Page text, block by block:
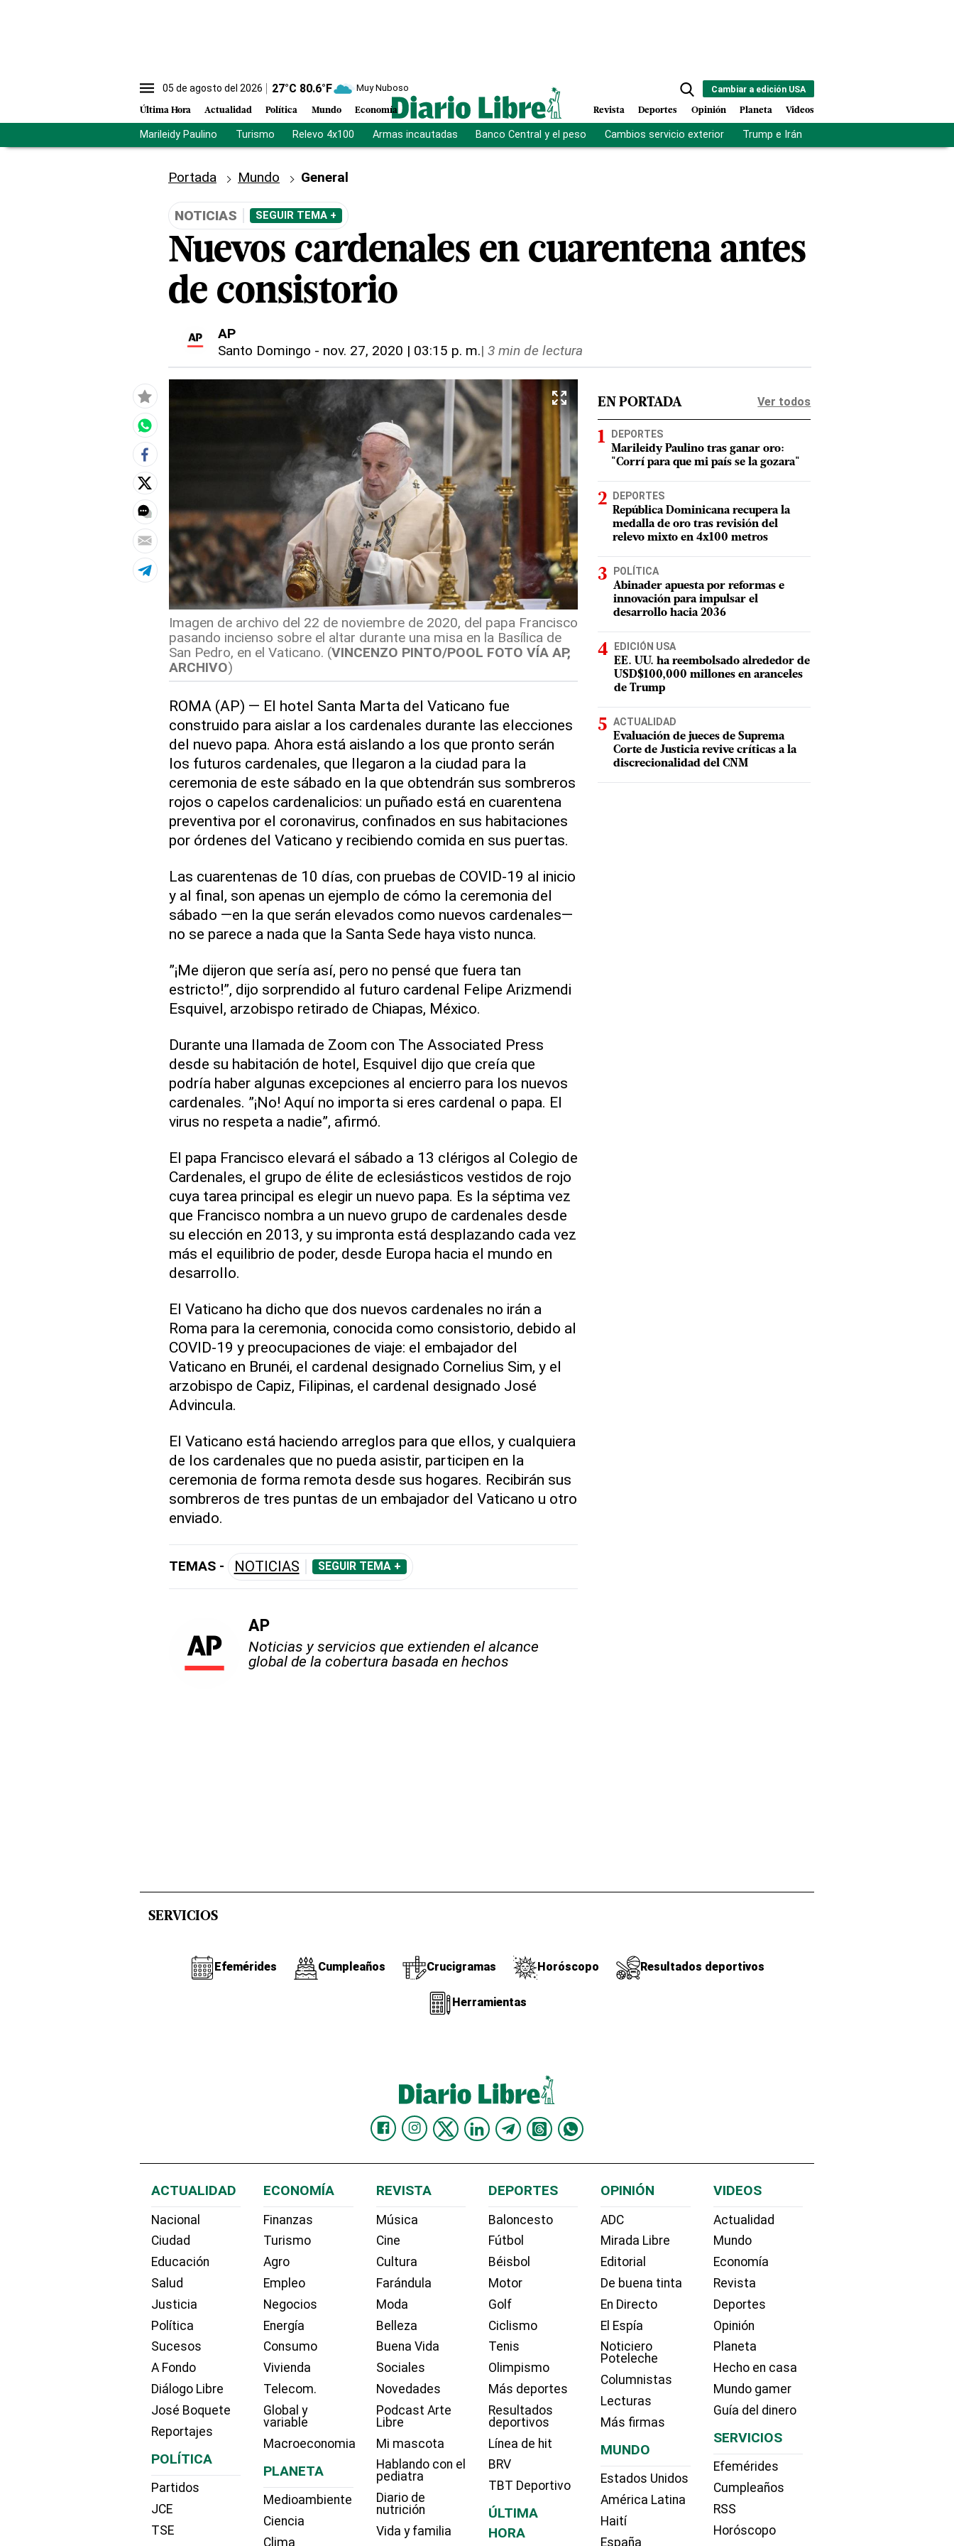
05 de agosto del 2026 27°C 80.6°F Muy Nuboso
Última Hora Actualidad Política Mundo Economía
Cambiar a edición USA
Revista Deportes Opinión Planeta Videos
Marileidy Paulino Turismo Relevo 4x100 Armas incautadas Banco Central y el peso Cambios servicio exterior Trump e Irán
Portada Mundo General
NOTICIAS SEGUIR TEMA +
Nuevos cardenales en cuarentena antes
de consistorio
AP
Santo Domingo - nov. 27, 2020 | 03:15 p. m.| 3 min de lectura
Imagen de archivo del 22 de noviembre de 2020, del papa Francisco
pasando incienso sobre el altar durante una misa en la Basílica de
San Pedro, en el Vaticano. (VINCENZO PINTO/POOL FOTO VÍA AP,
ARCHIVO)
ROMA (AP) — El hotel Santa Marta del Vaticano fue
construido para aislar a los cardenales durante las elecciones
del nuevo papa. Ahora está aislando a los que pronto serán
los futuros cardenales, que llegaron a la ciudad para la
ceremonia de este sábado en la que obtendrán sus sombreros
rojos o capelos cardenalicios: un puñado está en cuarentena
preventiva por el coronavirus, confinados en sus habitaciones
por órdenes del Vaticano y recibiendo comida en sus puertas.
Las cuarentenas de 10 días, con pruebas de COVID-19 al inicio
y al final, son apenas un ejemplo de cómo la ceremonia del
sábado —en la que serán elevados como nuevos cardenales—
no se parece a nada que la Santa Sede haya visto nunca.
”¡Me dijeron que sería así, pero no pensé que fuera tan
estricto!”, dijo sorprendido al futuro cardenal Felipe Arizmendi
Esquivel, arzobispo retirado de Chiapas, México.
Durante una llamada de Zoom con The Associated Press
desde su habitación de hotel, Esquivel dijo que creía que
podría haber algunas excepciones al encierro para los nuevos
cardenales. ”¡No! Aquí no importa si eres cardenal o papa. El
virus no respeta a nadie”, afirmó.
El papa Francisco elevará el sábado a 13 clérigos al Colegio de
Cardenales, el grupo de élite de eclesiásticos vestidos de rojo
cuya tarea principal es elegir un nuevo papa. Es la séptima vez
que Francisco nombra a un nuevo grupo de cardenales desde
su elección en 2013, y su impronta está desplazando cada vez
más el equilibrio de poder, desde Europa hacia el mundo en
desarrollo.
El Vaticano ha dicho que dos nuevos cardenales no irán a
Roma para la ceremonia, conocida como consistorio, debido al
COVID-19 y preocupaciones de viaje: el embajador del
Vaticano en Brunéi, el cardenal designado Cornelius Sim, y el
arzobispo de Capiz, Filipinas, el cardenal designado José
Advincula.
El Vaticano está haciendo arreglos para que ellos, y cualquiera
de los cardenales que no pueda asistir, participen en la
ceremonia de forma remota desde sus hogares. Recibirán sus
sombreros de tres puntas de un embajador del Vaticano u otro
enviado.
TEMAS - NOTICIAS SEGUIR TEMA +
AP
Noticias y servicios que extienden el alcance
global de la cobertura basada en hechos
EN PORTADA Ver todos
DEPORTES
Marileidy Paulino tras ganar oro:
"Corrí para que mi país se la gozara"
DEPORTES
República Dominicana recupera la
medalla de oro tras revisión del
relevo mixto en 4x100 metros
POLÍTICA
Abinader apuesta por reformas e
innovación para impulsar el
desarrollo hacia 2036
EDICIÓN USA
EE. UU. ha reembolsado alrededor de
USD$100,000 millones en aranceles
de Trump
ACTUALIDAD
Evaluación de jueces de Suprema
Corte de Justicia revive críticas a la
discrecionalidad del CNM
SERVICIOS
Efemérides Cumpleaños Crucigramas Horóscopo Resultados deportivos
Herramientas
ACTUALIDAD
Nacional
Ciudad
Educación
Salud
Justicia
Política
Sucesos
A Fondo
Diálogo Libre
José Boquete
Reportajes
POLÍTICA
Partidos
JCE
TSE
ECONOMÍA
Finanzas
Turismo
Agro
Empleo
Negocios
Energía
Consumo
Vivienda
Telecom.
Global y
variable
Macroeconomia
PLANETA
Medioambiente
Ciencia
Clima
REVISTA
Música
Cine
Cultura
Farándula
Moda
Belleza
Buena Vida
Sociales
Novedades
Podcast Arte
Libre
Mi mascota
Hablando con el
pediatra
Diario de
nutrición
Vida y familia
DEPORTES
Baloncesto
Fútbol
Béisbol
Motor
Golf
Ciclismo
Tenis
Olimpismo
Más deportes
Resultados
deportivos
Línea de hit
BRV
TBT Deportivo
ÚLTIMA
HORA
OPINIÓN
ADC
Mirada Libre
Editorial
De buena tinta
En Directo
El Espía
Noticiero
Poteleche
Columnistas
Lecturas
Más firmas
MUNDO
Estados Unidos
América Latina
Haití
España
VIDEOS
Actualidad
Mundo
Economía
Revista
Deportes
Opinión
Planeta
Hecho en casa
Mundo gamer
Guía del dinero
SERVICIOS
Efemérides
Cumpleaños
RSS
Horóscopo